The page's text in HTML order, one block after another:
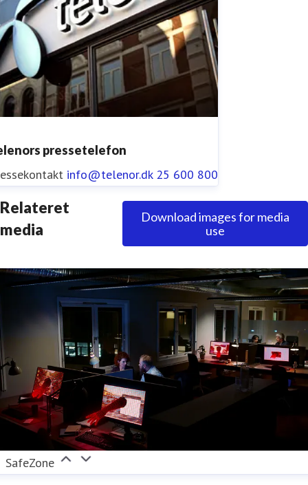
pressetelefon
info@telenor.dk 25 600 800
Relateret
media
Download images for media
use
SafeZone